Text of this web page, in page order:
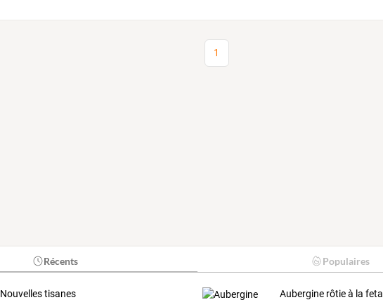
1
Récents Populaires
Nouvelles tisanes Aubergine rôtie à la feta